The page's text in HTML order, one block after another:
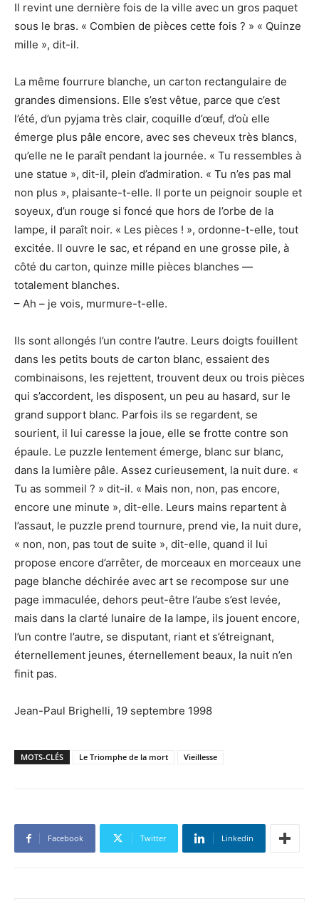
Il revint une dernière fois de la ville avec un gros paquet
sous le bras. « Combien de pièces cette fois ? » « Quinze
mille », dit-il.
La même fourrure blanche, un carton rectangulaire de
grandes dimensions. Elle s’est vêtue, parce que c’est
l’été, d’un pyjama très clair, coquille d’œuf, d’où elle
émerge plus pâle encore, avec ses cheveux très blancs,
qu’elle ne le paraît pendant la journée. « Tu ressembles à
une statue », dit-il, plein d’admiration. « Tu n’es pas mal
non plus », plaisante-t-elle. Il porte un peignoir souple et
soyeux, d’un rouge si foncé que hors de l’orbe de la
lampe, il paraît noir. « Les pièces ! », ordonne-t-elle, tout
excitée. Il ouvre le sac, et répand en une grosse pile, à
côté du carton, quinze mille pièces blanches —
totalement blanches.
– Ah – je vois, murmure-t-elle.
Ils sont allongés l’un contre l’autre. Leurs doigts fouillent
dans les petits bouts de carton blanc, essaient des
combinaisons, les rejettent, trouvent deux ou trois pièces
qui s’accordent, les disposent, un peu au hasard, sur le
grand support blanc. Parfois ils se regardent, se
sourient, il lui caresse la joue, elle se frotte contre son
épaule. Le puzzle lentement émerge, blanc sur blanc,
dans la lumière pâle. Assez curieusement, la nuit dure. «
Tu as sommeil ? » dit-il. « Mais non, non, pas encore,
encore une minute », dit-elle. Leurs mains repartent à
l’assaut, le puzzle prend tournure, prend vie, la nuit dure,
« non, non, pas tout de suite », dit-elle, quand il lui
propose encore d’arrêter, de morceaux en morceaux une
page blanche déchirée avec art se recompose sur une
page immaculée, dehors peut-être l’aube s’est levée,
mais dans la clarté lunaire de la lampe, ils jouent encore,
l’un contre l’autre, se disputant, riant et s’étreignant,
éternellement jeunes, éternellement beaux, la nuit n’en
finit pas.
Jean-Paul Brighelli, 19 septembre 1998
MOTS-CLÉS Le Triomphe de la mort Vieillesse
Facebook Twitter Linkedin